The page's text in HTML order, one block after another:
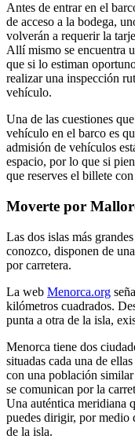
Antes de entrar en el
de acceso a la bodega,
volverán a requerir la
Allí mismo se encuentra
que si lo estiman
realizar una inspección
vehículo.
Una de las cuestiones
vehículo en el barco es
admisión de vehículos
espacio, por lo que si
que reserves el billete
Moverte por
Las dos islas más
conozco, disponen de
por carretera.
La web Menorca.org
kilómetros cuadrados.
punta a otra de la isla,
Menorca tiene dos
situadas cada una de
con una población
se comunican por la
Una auténtica meridiana
puedes dirigir, por medio
de la isla.